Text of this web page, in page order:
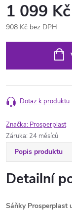
1 099 Kč
908 Kč bez DPH
Dotaz k produktu
Značka: Prosperplast
Záruka: 24 měsíců
Popis produktu
Detailní
Sáňky Prosperplast